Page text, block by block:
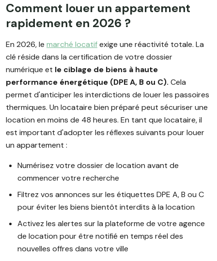
Comment louer un appartement
rapidement en 2026 ?
En 2026, le marché locatifexige une réactivité totale. La
clé réside dans la certification de votre dossier
numérique et le ciblage de biens à haute
performance énergétique (DPE A, B ou C). Cela
permet d'anticiper les interdictions de louer les passoires
thermiques. Un locataire bien préparé peut sécuriser une
location en moins de 48 heures. En tant que locataire, il
est important d'adopter les réflexes suivants pour louer
un appartement :
Numérisez votre dossier de location avant de
commencer votre recherche
Filtrez vos annonces sur les étiquettes DPE A, B ou C
pour éviter les biens bientôt interdits à la location
Activez les alertes sur la plateforme de votre agence
de location pour être notifié en temps réel des
nouvelles offres dans votre ville